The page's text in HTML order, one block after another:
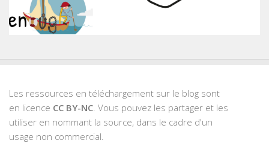
Les ressources en téléchargement sur le blog sont
en licence CC BY-NC . Vous pouvez les partager et les
utiliser en nommant la source, dans le cadre d'un
usage non commercial.